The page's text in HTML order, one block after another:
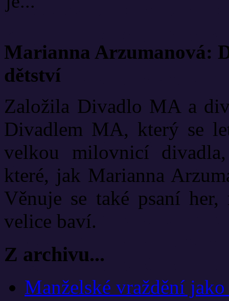
Marianna Arzumanová:
dětství
Založila Divadlo MA a
Divadlem MA, který se
velkou milovnicí
které, jak Marianna
Věnuje se také psaní
velice baví.
Z archivu...
Manželské vraždění